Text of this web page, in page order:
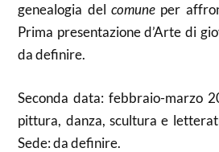
genealogia delcomune per
Prima presentazione d’Arte di
da definire.
Seconda data: febbraio-marzo
pittura, danza, scultura e
Sede: da definire.